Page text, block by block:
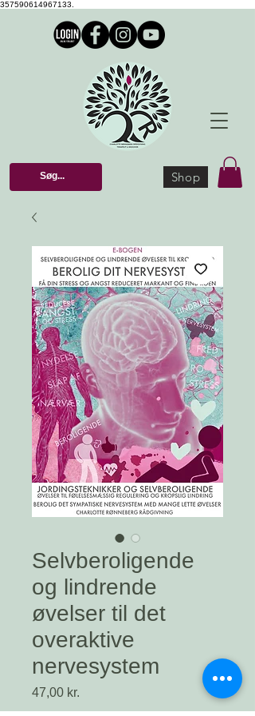
357590614967133.
Shop
Selvberoligende
og lindrende
øvelser til det
overaktive
nervesystem
47,00 kr.